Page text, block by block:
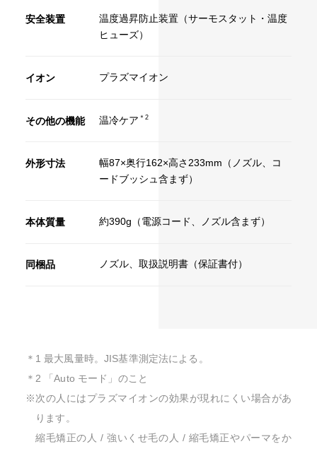
安全装置
温度過昇防止装置（サーモスタット・温度
ヒューズ）
イオン プラズマイオン
その他の機能 温冷ケア ＊2
外形寸法
幅87×奥行162×高さ233mm（ノズル、コ
ードブッシュ含まず）
本体質量 約390g（電源コード、ノズル含まず）
同梱品 ノズル、取扱説明書（保証書付）
＊1 最大風量時。JIS基準測定法による。
＊2 「Auto モード」のこと
※次の人にはプラズマイオンの効果が現れにくい場合があ
ります。
縮毛矯正の人 / 強いくせ毛の人 / 縮毛矯正やパーマをか